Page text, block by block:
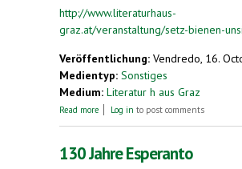
http://www.literaturhaus-
graz.at/veranstaltung/setz-bienen-
Veröffentlichung: Vendredo, 16.
Medientyp: Sonstiges
Medium: Literatur h aus Graz
Read more about Clemens J. Setz liest aus „Die
Log in to post comments
130 Jahre Esperanto